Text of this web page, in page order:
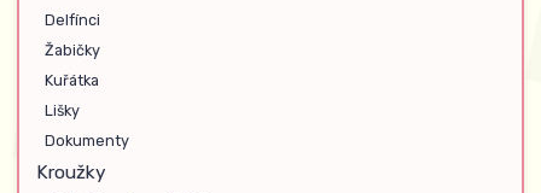
Delfínci
Žabičky
Kuřátka
Lišky
Dokumenty
Kroužky